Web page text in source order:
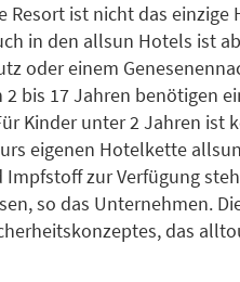
Resort ist nicht das
in den allsun Hotels ist
oder einem
bis 17 Jahren benötigen
Kinder unter 2 Jahren ist
eigenen Hotelkette
Impfstoff zur Verfügung
so das Unternehmen.
das